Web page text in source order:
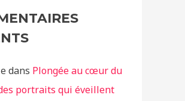
dans Plongée au cœur du
portraits qui éveillent